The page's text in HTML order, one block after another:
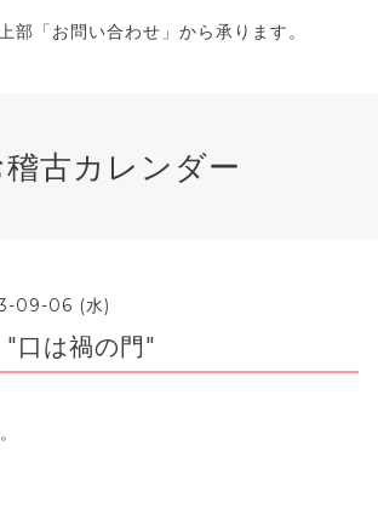
部「お問い合わせ」から承ります。
稽古カレンダー
09-06 (水)
は禍の門"